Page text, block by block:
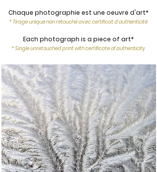
Chaque photographie est une oeuvre d'art*
* Tirage unique non retouché avec certificat d'authenticité
Each photograph is a piece of art*
* Single unretouched print with certificate of authenticity​